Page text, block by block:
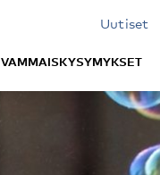
Uutiset
VAMMAISKYSYMYKSET